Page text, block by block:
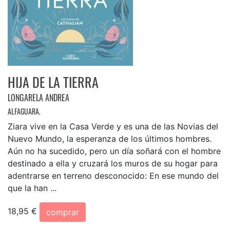
HIJA DE LA TIERRA
LONGARELA ANDREA
ALFAGUARA.
Ziara vive en la Casa Verde y es una de las Novias del
Nuevo Mundo, la esperanza de los últimos hombres.
Aún no ha sucedido, pero un día soñará con el hombre
destinado a ella y cruzará los muros de su hogar para
adentrarse en terreno desconocido: En ese mundo del
que la han ...
18,95 €
comprar